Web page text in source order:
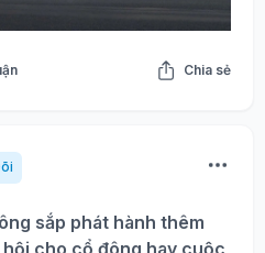
Chia sẻ
sắp phát hành thêm